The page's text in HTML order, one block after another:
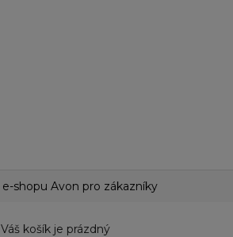
shopu Avon pro zákazníky
Váš košík je prázdný